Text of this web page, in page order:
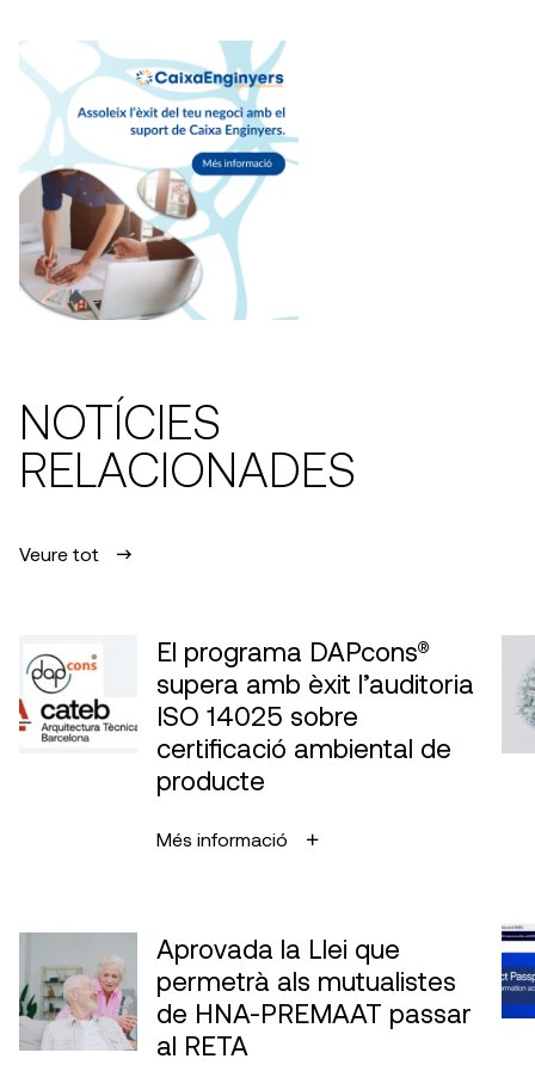
NOTÍCIES
RELACIONADES
Veure tot
El programa DAPcons®
supera amb èxit l’auditoria
ISO 14025 sobre
certificació ambiental de
producte
Més informació
Aprovada la Llei que
permetrà als mutualistes
de HNA-PREMAAT passar
al RETA